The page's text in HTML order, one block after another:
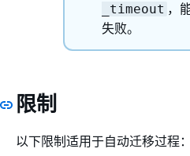
_timeout ，
失败。
限制
以下限制适用于自动迁移过程：